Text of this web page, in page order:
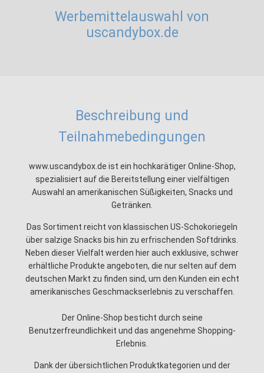
Werbemittelauswahl von
uscandybox.de
Beschreibung und
Teilnahmebedingungen
www.uscandybox.de ist ein hochkarätiger Online-Shop,
spezialisiert auf die Bereitstellung einer vielfältigen
Auswahl an amerikanischen Süßigkeiten, Snacks und
Getränken.
Das Sortiment reicht von klassischen US-Schokoriegeln
über salzige Snacks bis hin zu erfrischenden Softdrinks.
Neben dieser Vielfalt werden hier auch exklusive, schwer
erhältliche Produkte angeboten, die nur selten auf dem
deutschen Markt zu finden sind, um den Kunden ein echt
amerikanisches Geschmackserlebnis zu verschaffen.
Der Online-Shop besticht durch seine
Benutzerfreundlichkeit und das angenehme Shopping-
Erlebnis.
Dank der übersichtlichen Produktkategorien und der